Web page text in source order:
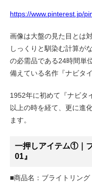
https://www.pinterest.jp/
画像は大盤の見た目とは
しっくりと馴染む計算が
の必需品である24時間単
備えている名作『ナビタ
1952年に初めて『ナビタ
以上の時を経て、更に進
ます。
一押しアイテム①｜
01』
■商品名：ブライトリング